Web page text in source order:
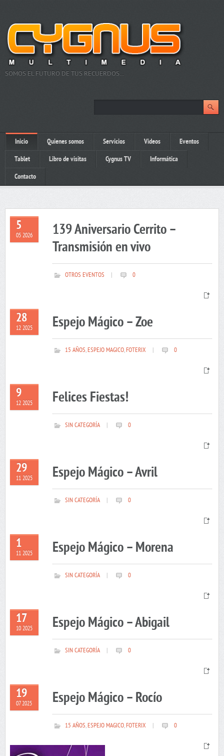
SOMOS EL FUTURO DE TUS RECUERDOS…
Inicio Quienes somos Servicios Videos Eventos
Tablet Libro de visitas Cygnus TV Informática
Contacto
5
05 2026
139 Aniversario Cerrito –
Transmisión en vivo
OTROS EVENTOS 0
28
12 2025 Espejo Mágico – Zoe
15 AÑOS,ESPEJO MAGICO,FOTERIX 0
9
12 2025 Felices Fiestas!
SIN CATEGORÍA 0
29
11 2025 Espejo Mágico – Avril
SIN CATEGORÍA 0
1
11 2025 Espejo Mágico – Morena
SIN CATEGORÍA 0
17
10 2025 Espejo Mágico – Abigail
SIN CATEGORÍA 0
19
07 2025 Espejo Mágico – Rocío
15 AÑOS,ESPEJO MAGICO,FOTERIX 0